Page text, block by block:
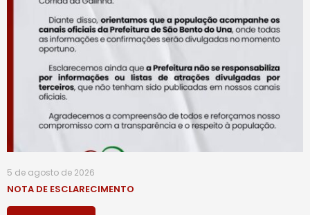
5 de agosto de 2026
NOTA DE ESCLARECIMENTO